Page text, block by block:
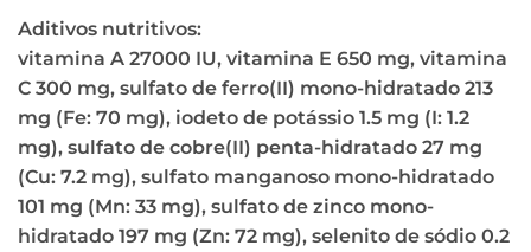
Aditivos nutritivos:
vitamina A 27000 IU, vitamina E 650 mg, vitamina
C 300 mg, sulfato de ferro(II) mono-hidratado 213
mg (Fe: 70 mg), iodeto de potássio 1.5 mg (I: 1.2
mg), sulfato de cobre(II) penta-hidratado 27 mg
(Cu: 7.2 mg), sulfato manganoso mono-hidratado
101 mg (Mn: 33 mg), sulfato de zinco mono-
hidratado 197 mg (Zn: 72 mg), selenito de sódio 0.2